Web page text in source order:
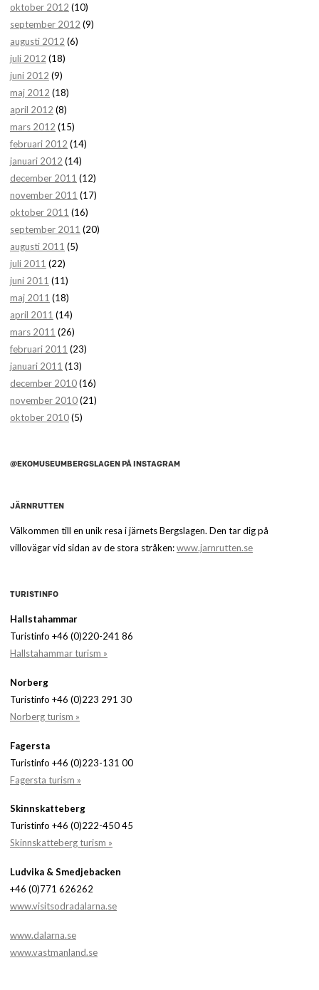
oktober 2012 (10)
september 2012 (9)
augusti 2012 (6)
juli 2012 (18)
juni 2012 (9)
maj 2012 (18)
april 2012 (8)
mars 2012 (15)
februari 2012 (14)
januari 2012 (14)
december 2011 (12)
november 2011 (17)
oktober 2011 (16)
september 2011 (20)
augusti 2011 (5)
juli 2011 (22)
juni 2011 (11)
maj 2011 (18)
april 2011 (14)
mars 2011 (26)
februari 2011 (23)
januari 2011 (13)
december 2010(16)
november 2010(21)
oktober 2010(5)
@EKOMUSEUMBERGSLAGEN PÅ INSTAGRAM
JÄRNRUTTEN
Välkommen till en unik resa i järnets Bergslagen. Den tar dig på
villovägar vid sidan av de stora stråken:www.jarnrutten.se
TURISTINFO
Hallstahammar
Turistinfo +46 (0)220-241 86
Hallstahammar turism »
Norberg
Turistinfo +46 (0)223 291 30
Norberg turism »
Fagersta
Turistinfo +46 (0)223-131 00
Fagersta turism »
Skinnskatteberg
Turistinfo +46 (0)222-450 45
Skinnskatteberg turism »
Ludvika & Smedjebacken
+46 (0)771 626262
www.visitsodradalarna.se
www.dalarna.se
www.vastmanland.se